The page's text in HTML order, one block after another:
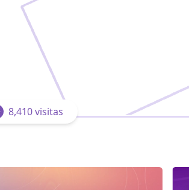
8,410visitas